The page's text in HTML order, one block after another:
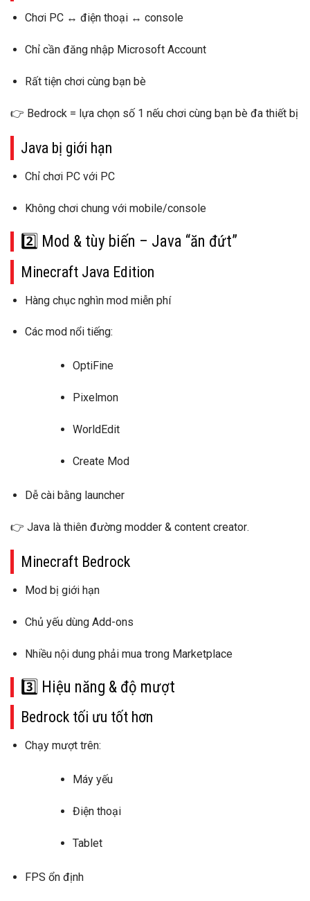
Chơi PC ↔ điện thoại ↔ console
Chỉ cần đăng nhập Microsoft Account
Rất tiện chơi cùng bạn bè
👉 Bedrock = lựa chọn số 1 nếu chơi cùng bạn bè đa thiết bị
Java bị giới hạn
Chỉ chơi PC với PC
Không chơi chung với mobile/console
2️⃣ Mod & tùy biến – Java “ăn đứt”
Minecraft Java Edition
Hàng chục nghìn mod miễn phí
Các mod nổi tiếng:
OptiFine
Pixelmon
WorldEdit
Create Mod
Dễ cài bằng launcher
👉 Java là thiên đường modder & content creator.
Minecraft Bedrock
Mod bị giới hạn
Chủ yếu dùng Add-ons
Nhiều nội dung phải mua trong Marketplace
3️⃣ Hiệu năng & độ mượt
Bedrock tối ưu tốt hơn
Chạy mượt trên:
Máy yếu
Điện thoại
Tablet
FPS ổn định